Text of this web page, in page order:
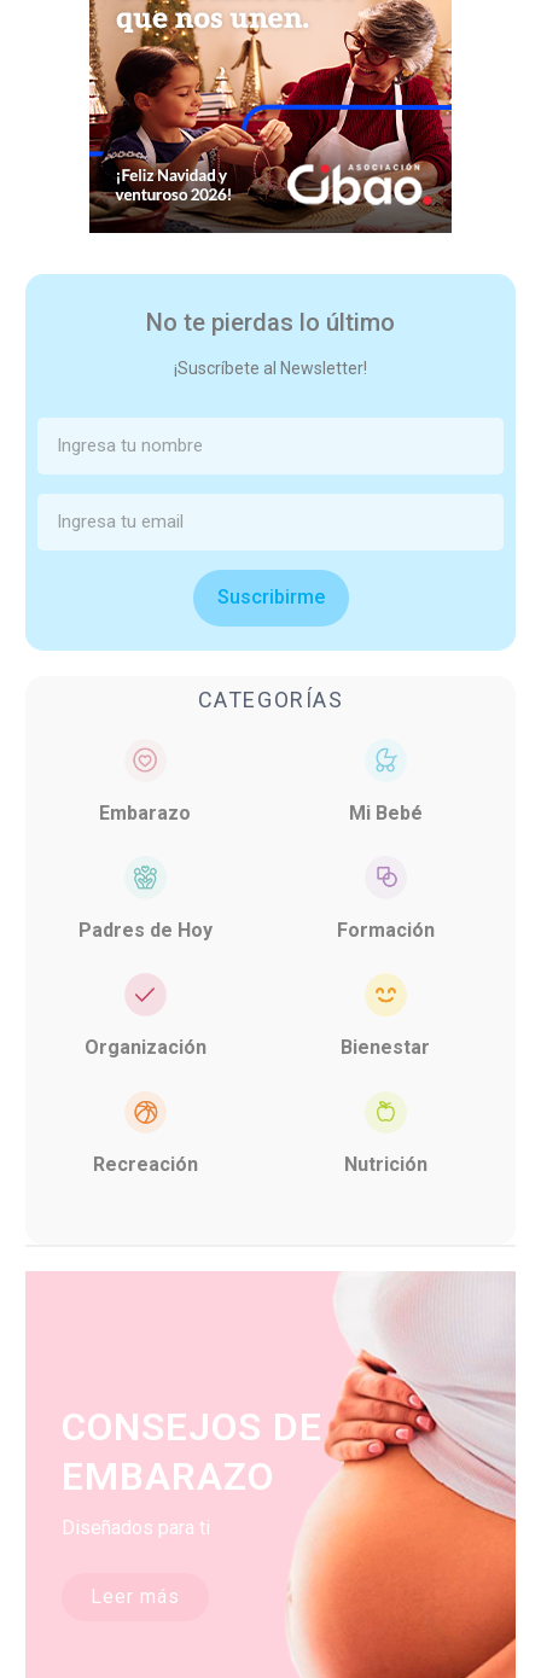
No te pierdas lo último
¡Suscríbete al Newsletter!
Suscribirme
CATEGORÍAS
Embarazo Mi Bebé
Padres de Hoy Formación
Organización Bienestar
Recreación Nutrición
CONSEJOS DE
EMBARAZO
Diseñados para ti
Leer más